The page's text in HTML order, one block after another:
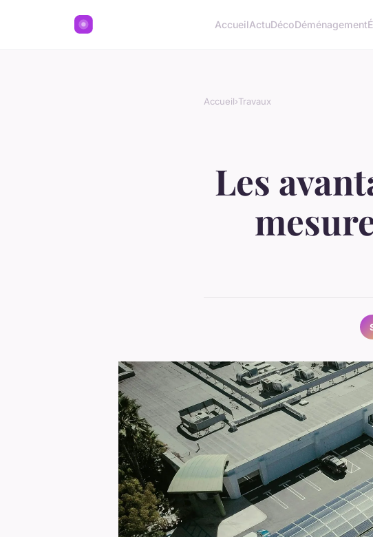
AccueilActuDécoDéménagement
Accueil›Travaux
Les